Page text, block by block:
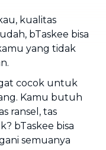
kualitas
bTaskee bisa
yang tidak
cocok untuk
Kamu butuh
ransel, tas
bTaskee bisa
semuanya